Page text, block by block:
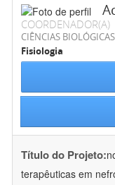
COORDENADOR(A)
CIÊNCIAS BIOLÓGICAS
Fisiologia
Título do Projeto:
terapêuticas em